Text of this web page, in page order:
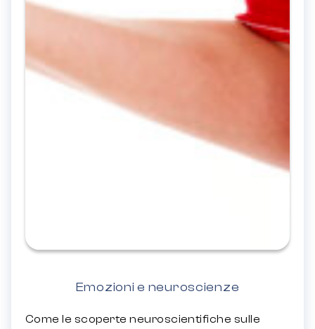
Emozioni e neuroscienze
Come le scoperte neuroscientifiche sulle